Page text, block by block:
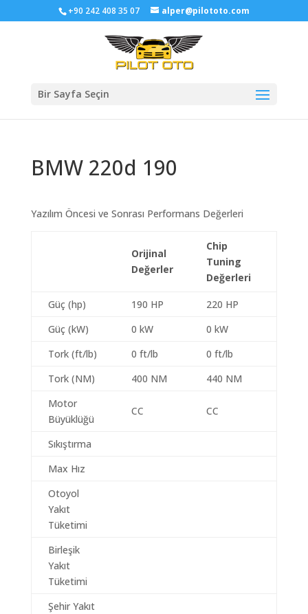
+90 242 408 35 07 alper@pilototo.com
Bir Sayfa Seçin
BMW 220d 190
Yazılım Öncesi ve Sonrası Performans Değerleri
Orijinal
Değerler
Chip
Tuning
Değerleri
Güç (hp) 190 HP
220 HP
Güç (kW)
0 kW
0 kW
Tork (ft/lb)
0 ft/lb
0 ft/lb
Tork (NM)
400 NM
440 NM
Motor
Büyüklüğü
CC CC
Sıkıştırma
Max Hız
Otoyol
Yakıt
Tüketimi
Birleşik
Yakıt
Tüketimi
Şehir Yakıt